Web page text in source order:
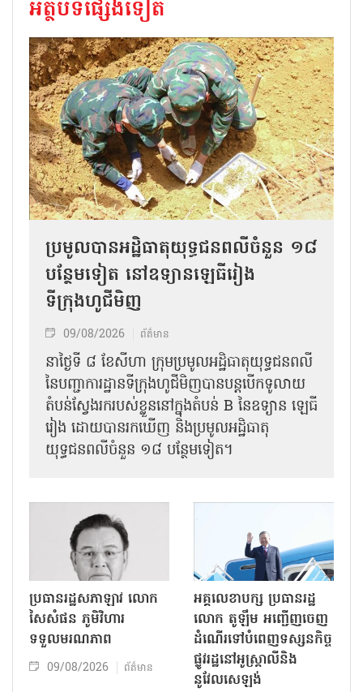
អត្ថបទផ្សេងទៀត
ប្រមូលបានអដ្ឋិធាតុយុទ្ធជនពលីចំនួន ១៨
បន្ថែមទៀត នៅឧទ្យានឡេធីរៀង
ទីក្រុងហូជីមិញ
09/08/2026 ព័ត៌មាន
នាថ្ងៃទី ៨ ខែសីហា ក្រុមប្រមូលអដ្ឋិធាតុយុទ្ធជនពលី
នៃបញ្ជាការដ្ឋានទីក្រុងហូជីមិញបានបន្តបើកទូលាយ
តំបន់ស្វែងរករបស់ខ្លួននៅក្នុងតំបន់ B នៃឧទ្យាន ឡេធី
រៀង ដោយបានរកឃើញ និងប្រមូលអដ្ឋិធាតុ
យុទ្ធជនពលីចំនួន ១៨ បន្ថែមទៀត។
ប្រធានរដ្ឋសភាឡាវ លោក
សៃសំផន ភូមិវិហារ
ទទួលមរណភាព
09/08/2026 ព័ត៌មាន
អគ្គលេខាបក្ស ប្រធានរដ្ឋ
លោក តូឡឹម អញ្ជើញចេញ
ដំណើរទៅបំពេញទស្សនកិច្ច
ផ្លូវរដ្ឋនៅអូស្ត្រាលីនិង
នូវែលសេឡង់